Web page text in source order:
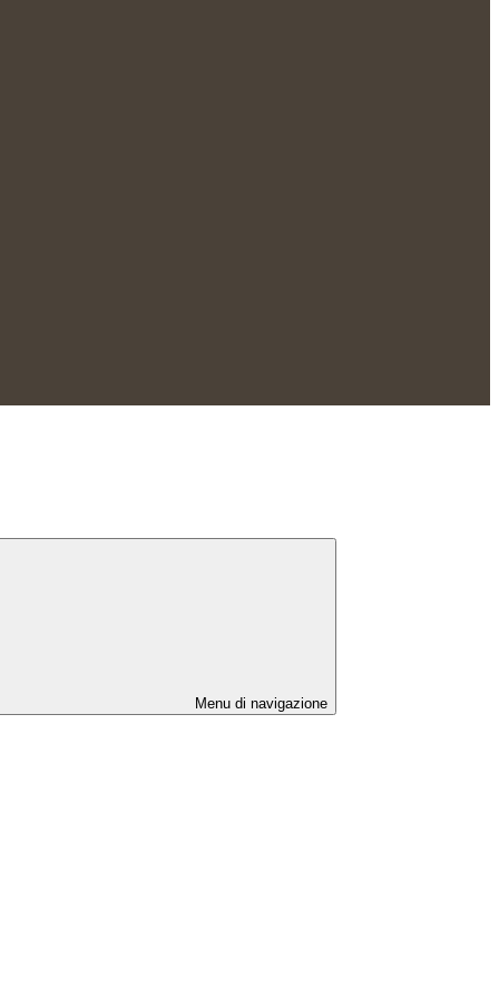
Menu di navigazione